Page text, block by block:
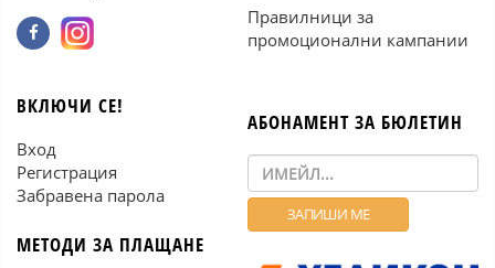
Правилници за
промоционални кампании
ВКЛЮЧИ СЕ!
Вход
Регистрация
Забравена парола
МЕТОДИ ЗА ПЛАЩАНЕ
АБОНАМЕНТ ЗА БЮЛЕТИН